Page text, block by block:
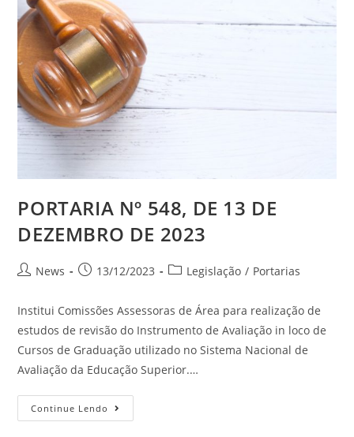
PORTARIA Nº 548, DE 13 DE
DEZEMBRO DE 2023
News 13/12/2023 Legislação / Portarias
Institui Comissões Assessoras de Área para realização de
estudos de revisão do Instrumento de Avaliação in loco de
Cursos de Graduação utilizado no Sistema Nacional de
Avaliação da Educação Superior.…
Continue Lendo